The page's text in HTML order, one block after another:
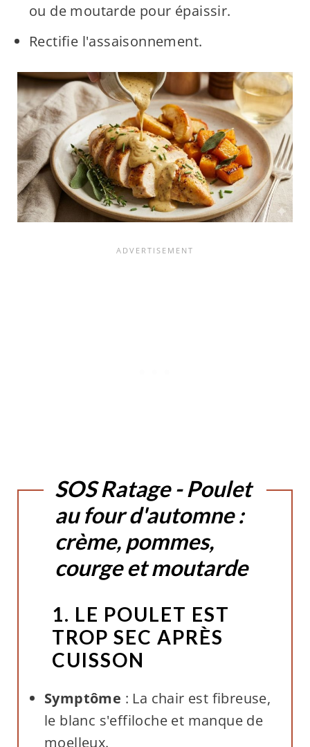
ou de moutarde pour épaissir.
Rectifie l'assaisonnement.
SOS Ratage - Poulet
au four d'automne :
crème, pommes,
courge et moutarde
1. LE POULET EST
TROP SEC APRÈS
CUISSON
Symptôme : La chair est fibreuse,
le blanc s'effiloche et manque de
moelleux.